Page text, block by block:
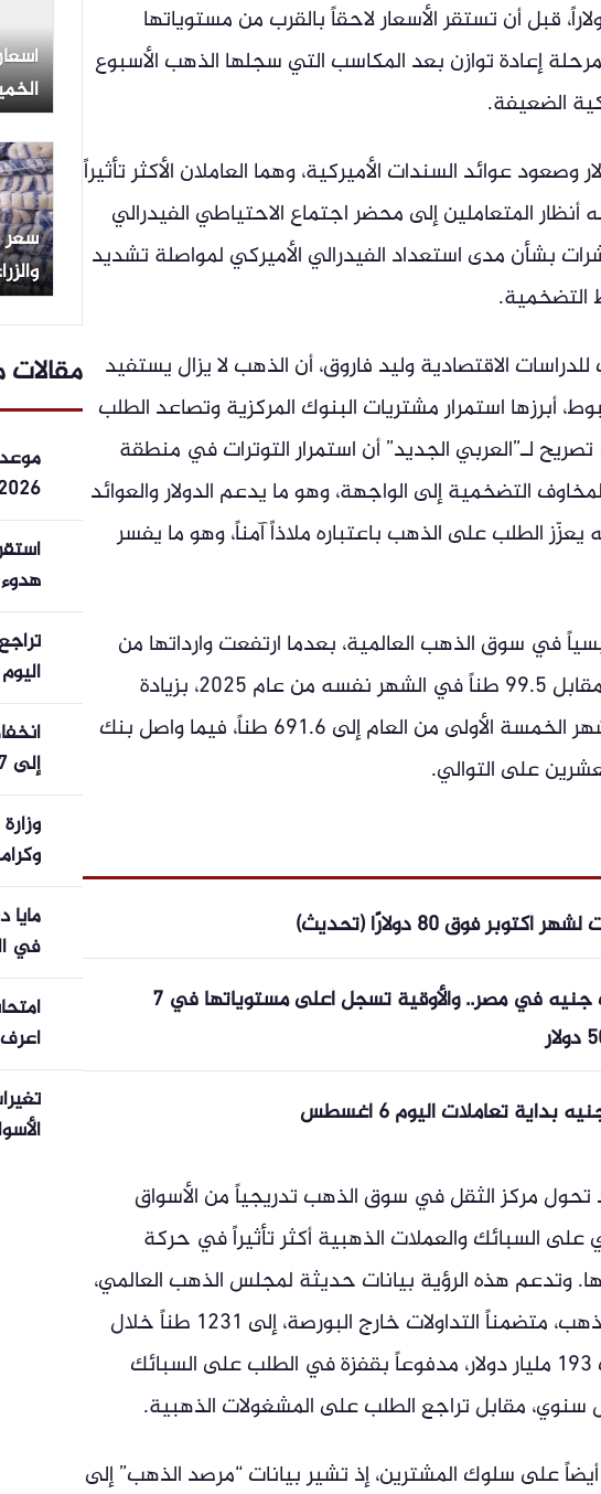
عالمياً بنحو 20 دولاراً إلى 4145 دولاراً، قبل أن تستقر الأسعار لاحقاً بالقرب من مستوياتها
إعادة توازن بعد المكاسب التي سجلها الذهب الأسبوع
الضعيفة.
وصعود عوائد السندات الأميركية، وهما العاملان الأكثر تأثيراً
المتعاملين إلى محضر اجتماع الاحتياطي الفيدرالي
بشأن مدى استعداد الفيدرالي الأميركي لمواصلة تشديد
التضخمية.
الاقتصادية وليد فاروق، أن الذهب لا يزال يستفيد
أبرزها استمرار مشتريات البنوك المركزية وتصاعد الطلب
لـ”العربي الجديد” أن استمرار التوترات في منطقة
التضخمية إلى الواجهة، وهو ما يدعم الدولار والعوائد
الطلب على الذهب باعتباره ملاذاً آمناً، وهو ما يفسر
في سوق الذهب العالمية، بعدما ارتفعت وارداتها من
الذهب إلى 162.6 طناً خلال مايو الماضي مقابل 99.5 طناً في الشهر نفسه من عام 2025، بزيادة
بلغت 63%، كما ارتفعت وارداتها خلال الأشهر الخمسة الأولى من العام إلى 691.6 طناً، فيما واصل بنك
على التوالي.
آي صاغة: الذهب يقترب من 7 آلاف جنيه في مصر.. والأوقية تسجل أعلى مستوياتها في 7
بداية تعاملات اليوم 6 أغسطس
تحول مركز الثقل في سوق الذهب تدريجياً من الأسواق
السبائك والعملات الذهبية أكثر تأثيراً في حركة
وتدعم هذه الرؤية بيانات حديثة لمجلس الذهب العالمي،
التي أظهرت وصول الطلب العالمي على الذهب، متضمناً التداولات خارج البورصة، إلى 1231 طناً خلال
الربع الأول من 2026، بقيمة قياسية بلغت 193 مليار دولار، مدفوعاً بقفزة في الطلب على السبائك
على سلوك المشترين، إذ تشير بيانات “مرصد الذهب” إلى
سعر
بعد
في